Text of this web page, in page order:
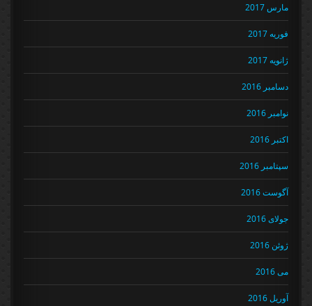
مارس 2017
فوریه 2017
ژانویه 2017
دسامبر 2016
نوامبر 2016
اکتبر 2016
سپتامبر 2016
آگوست 2016
جولای 2016
ژوئن 2016
می 2016
آوریل 2016